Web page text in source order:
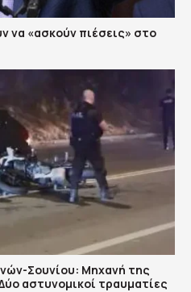
να «ασκούν πιέσεις» στο
Σουνίου: Μηχανή της
αστυνομικοί τραυματίες